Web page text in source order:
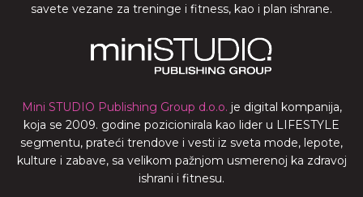
savete vezane za treninge i fitness, kao i plan ishrane.
Mini STUDIO Publishing Group d.o.o. je digital kompanija,
koja se 2009. godine pozicionirala kao lider u LIFESTYLE
segmentu, prateći trendove i vesti iz sveta mode, lepote,
kulture i zabave, sa velikom pažnjom usmerenoj ka zdravoj
ishrani i fitnesu.